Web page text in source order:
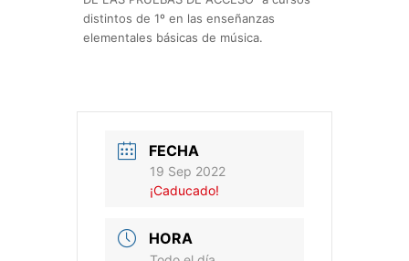
distintos de 1º en las enseñanzas
elementales básicas de música.
FECHA
19 Sep 2022
¡Caducado!
HORA